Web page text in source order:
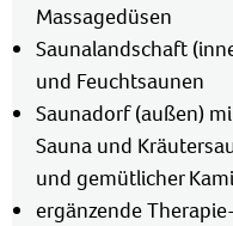
Massagedüsen
Saunalandschaft
und Feuchtsaunen
Saunadorf (außen)
Sauna und
und gemütlicher
ergänzende